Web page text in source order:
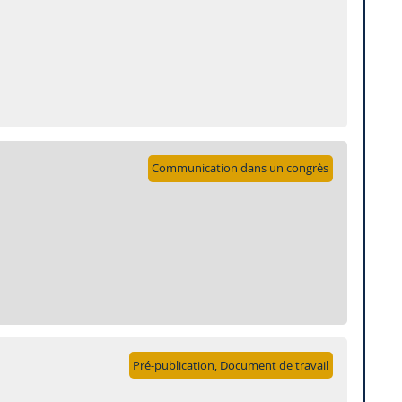
Communication dans un congrès
Pré-publication, Document de travail